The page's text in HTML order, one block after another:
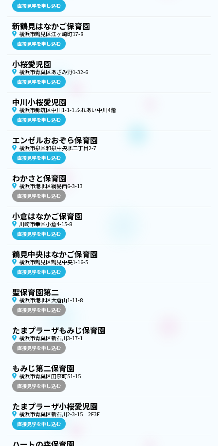
直接見学を申し込む
新鶴見はなかご保育園
横浜市鶴見区江ヶ崎町17-8
直接見学を申し込む
小桜愛児園
横浜市青葉区あざみ野1-32-6
直接見学を申し込む
中川小桜愛児園
横浜市都筑区中川1-1-1 ふれあい中川4階
直接見学を申し込む
エンゼルおおぞら保育園
横浜市泉区和泉中央北二丁目2-7
直接見学を申し込む
わかさと保育園
横浜市港北区綱島西6-3-13
直接見学を申し込む
小倉はなかご保育園
川崎市幸区小倉4-15-8
直接見学を申し込む
鶴見中央はなかご保育園
横浜市鶴見区鶴見中央1-16-5
直接見学を申し込む
聖保育園第二
横浜市港北区大倉山1-11-8
直接見学を申し込む
たまプラーザもみじ保育園
横浜市青葉区新石川3-17-1
直接見学を申し込む
もみじ第二保育園
横浜市青葉区田奈町51-15
直接見学を申し込む
たまプラーザ小桜愛児園
横浜市青葉区新石川2-3-15 2F3F
直接見学を申し込む